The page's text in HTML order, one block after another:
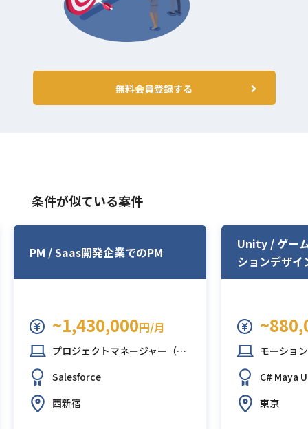
無料会員登録する
条件が似ている案件
PM / Saas開発企業でのPM
~1,430,000円/月
プロジェクトマネージャー（PM）
Salesforce
西新宿
Unity / ゲー
ションデザイ
モーショ
C# Maya
東京